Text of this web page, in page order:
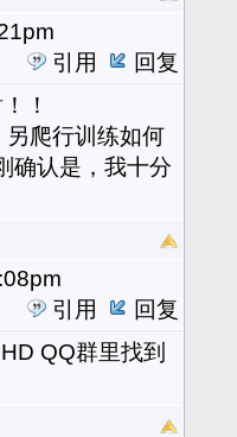
引用
回复
！
爬行训练如何
确认是，我十分
引用
回复
QQ群里找到